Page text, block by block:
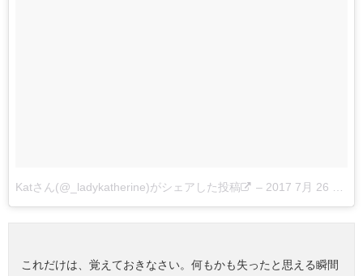
Katさん(@_ladykatherine)がシェアした投稿 – 2017 7月 26 2:16午前 PDT
これだけは、覚えておきなさい。何もかも失ったと思える瞬間